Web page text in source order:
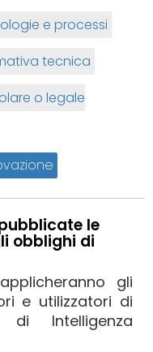
e processi
tecnica
o legale
le
obblighi di
gli
e utilizzatori di
di Intelligenza